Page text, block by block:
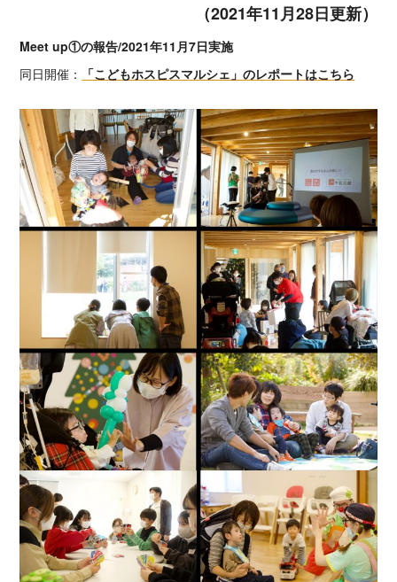
（2021年11月28日更新）
Meet up①の報告/2021年11月7日実施
同日開催：
「こどもホスピスマルシェ」のレポートはこちら